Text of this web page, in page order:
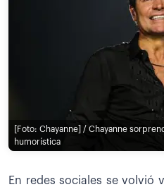
[Foto: Chayanne] / Chayanne
humorística
En redes sociales se volvió